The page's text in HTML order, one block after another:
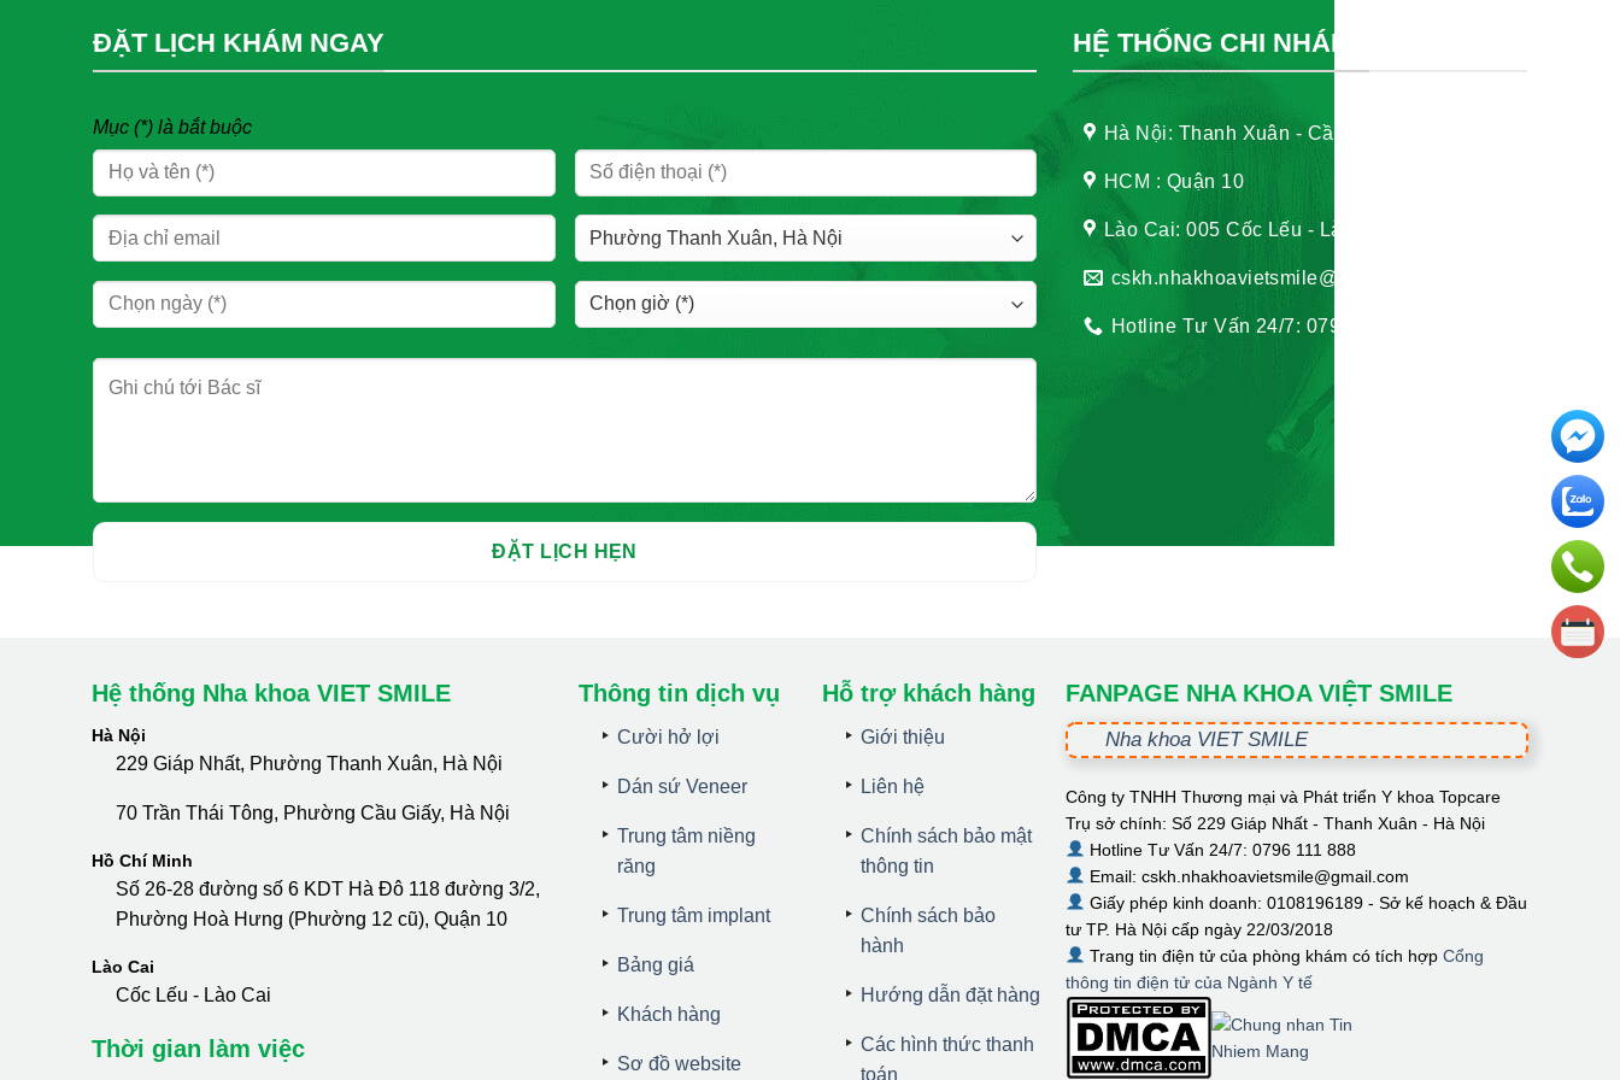
ĐẶT LỊCH KHÁM NGAY
Mục (*) là bắt buộc
HỆ THỐNG CHI NHÁNH
Hà Nội: Thanh Xuân - Cầu Giấy
HCM : Quận 10
Lào Cai: 005 Cốc Lếu - Lào Cai
cskh.nhakhoavietsmile@gmail.com
Hotline Tư Vấn 24/7: 0796 111 888
Hệ thống Nha khoa VIET SMILE
Hà Nội
229 Giáp Nhất, Phường Thanh Xuân, Hà Nội
70 Trần Thái Tông, Phường Cầu Giấy, Hà Nội
Hồ Chí Minh
Số 26-28 đường số 6 KDT Hà Đô 118 đường 3/2,
Phường Hoà Hưng (Phường 12 cũ), Quận 10
Lào Cai
Cốc Lếu - Lào Cai
Thời gian làm việc
Thông tin dịch vụ
Cười hở lợi
Dán sứ Veneer
Trung tâm niềng
răng
Trung tâm implant
Bảng giá
Khách hàng
Sơ đồ website
Hỗ trợ khách hàng
Giới thiệu
Liên hệ
Chính sách bảo mật
thông tin
Chính sách bảo
hành
Hướng dẫn đặt hàng
Các hình thức thanh
toán
FANPAGE NHA KHOA VIỆT SMILE
Nha khoa VIET SMILE
Công ty TNHH Thương mại và Phát triển Y khoa Topcare
Trụ sở chính: Số 229 Giáp Nhất - Thanh Xuân - Hà Nội
Hotline Tư Vấn 24/7: 0796 111 888
Email: cskh.nhakhoavietsmile@gmail.com
Giấy phép kinh doanh: 0108196189 - Sở kế hoạch & Đầu
tư TP. Hà Nội cấp ngày 22/03/2018
Trang tin điện tử của phòng khám có tích hợp Cổng
thông tin điện tử của Ngành Y tế